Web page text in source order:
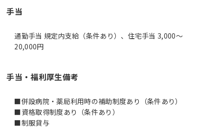
手当
通勤手当 規定内支給（条件あり）、住宅手当 3,000～
20,000円
手当・福利厚生備考
■併設病院・薬局利用時の補助制度あり（条件あり）
■資格取得制度あり（条件あり）
■制服貸与